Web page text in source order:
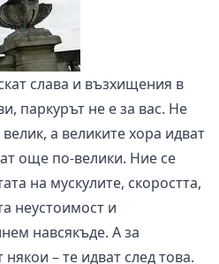
слава и възхищения в
паркурът не е за вас. Не
а великите хора идват
още по-велики. Ние се
на мускулите, скоростта,
неустоимост и
навсякъде. А за
някои – те идват след това.